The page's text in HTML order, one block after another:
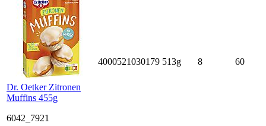
Dr. Oetker Zitronen
Muffins 455g
6042_7921
4000521030179 513g 8 60